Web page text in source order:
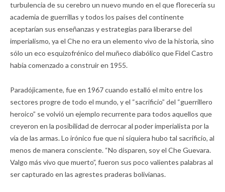
turbulencia de su cerebro un nuevo mundo en el que florecería su
academia de guerrillas y todos los países del continente
aceptarían sus enseñanzas y estrategias para liberarse del
imperialismo, ya el Che no era un elemento vivo de la historia, sino
sólo un eco esquizofrénico del muñeco diabólico que Fidel Castro
había comenzado a construir en 1955.
Paradójicamente, fue en 1967 cuando estalló el mito entre los
sectores progre de todo el mundo, y el “sacrificio” del “guerrillero
heroico” se volvió un ejemplo recurrente para todos aquellos que
creyeron en la posibilidad de derrocar al poder imperialista por la
vía de las armas. Lo irónico fue que ni siquiera hubo tal sacrificio, al
menos de manera consciente. “No disparen, soy el Che Guevara.
Valgo más vivo que muerto”, fueron sus poco valientes palabras al
ser capturado en las agrestes praderas bolivianas.